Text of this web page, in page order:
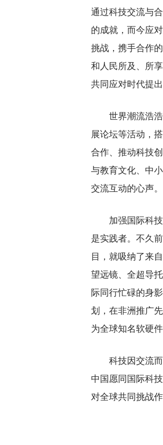
通过科技交流与
的成就，而今应
挑战，携手合作
和人民所及、所
共同应对时代提
世界潮流浩浩
展论坛等活动，
合作、推动科技
与教育文化、中
交流互动的心声。
加强国际科技
是实践者。不久
目，就吸纳了来
望远镜、全超导
际同行忙碌的身
划，在非洲推广
为全球知名软硬
科技因交流而
中国愿同国际科
对全球共同挑战